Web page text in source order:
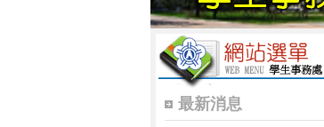
最新消息